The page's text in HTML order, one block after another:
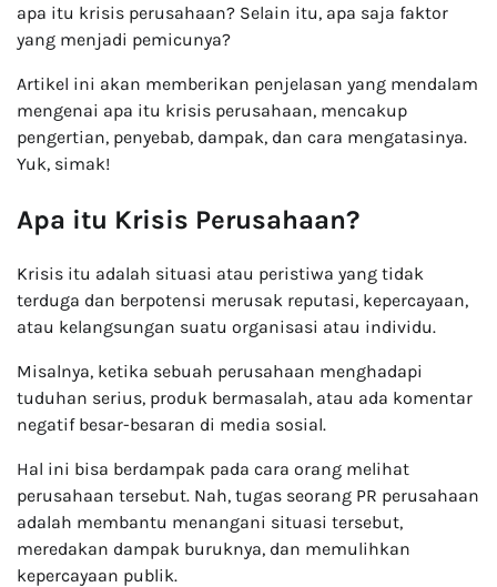
apa itu krisis perusahaan? Selain itu, apa saja faktor
yang menjadi pemicunya?
Artikel ini akan memberikan penjelasan yang mendalam
mengenai apa itu krisis perusahaan, mencakup
pengertian, penyebab, dampak, dan cara mengatasinya.
Yuk, simak!
Apa itu Krisis Perusahaan?
Krisis itu adalah situasi atau peristiwa yang tidak
terduga dan berpotensi merusak reputasi, kepercayaan,
atau kelangsungan suatu organisasi atau individu.
Misalnya, ketika sebuah perusahaan menghadapi
tuduhan serius, produk bermasalah, atau ada komentar
negatif besar-besaran di media sosial.
Hal ini bisa berdampak pada cara orang melihat
perusahaan tersebut. Nah, tugas seorang PR perusahaan
adalah membantu menangani situasi tersebut,
meredakan dampak buruknya, dan memulihkan
kepercayaan publik.